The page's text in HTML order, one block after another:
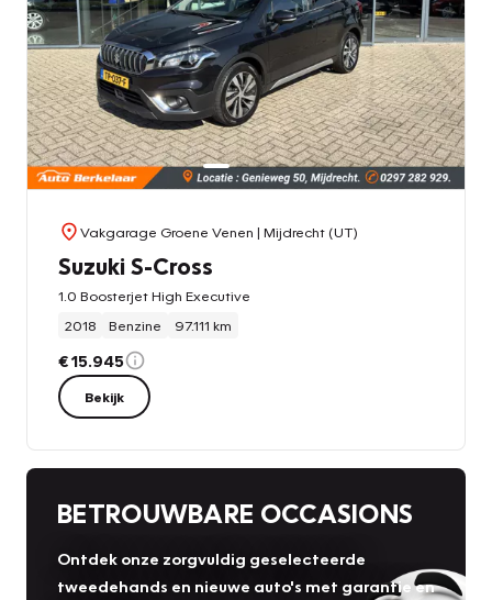
Vakgarage Groene Venen | Mijdrecht (UT)
Suzuki S-Cross
1.0 Boosterjet High Executive
2018
Benzine 97.111 km
€ 15.945
Bekijk
BETROUWBARE OCCASIONS
Ontdek onze zorgvuldig geselecteerde
tweedehands en nieuwe auto's met garantie en